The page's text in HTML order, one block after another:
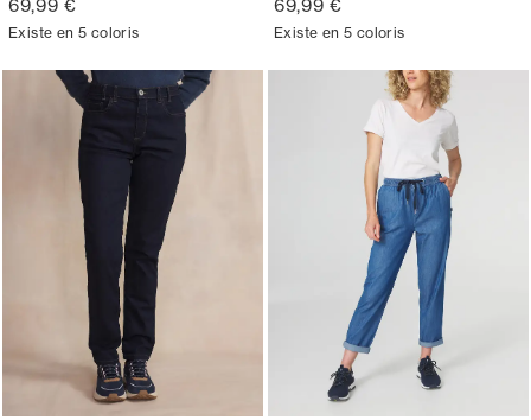
69,99 €
Existe en 5 coloris
69,99 €
Existe en 5 coloris